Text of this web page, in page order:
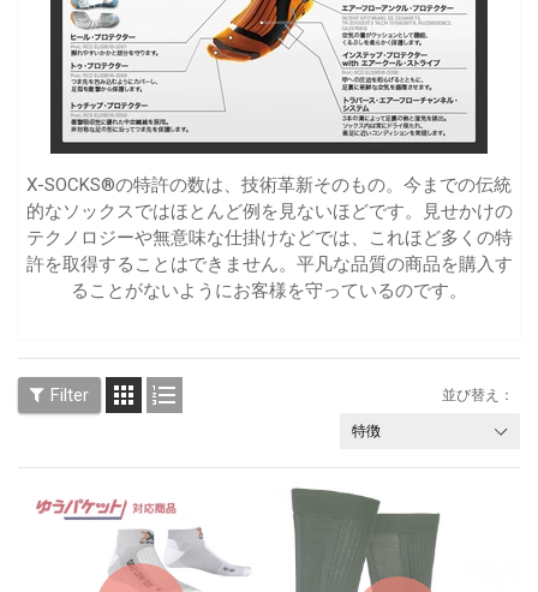
X-SOCKS®の特許の数は、技術革新そのもの。今までの伝統
的なソックスではほとんど例を見ないほどです。見せかけの
テクノロジーや無意味な仕掛けなどでは、これほど多くの特
許を取得することはできません。平凡な品質の商品を購入す
ることがないようにお客様を守っているのです。
Filter   並び替え：